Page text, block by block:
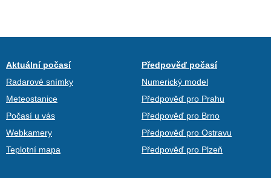
Aktuální počasí
Radarové snímky
Meteostanice
Počasí u vás
Webkamery
Teplotní mapa
Předpověď počasí
Numerický model
Předpověď pro Prahu
Předpověď pro Brno
Předpověď pro Ostravu
Předpověď pro Plzeň